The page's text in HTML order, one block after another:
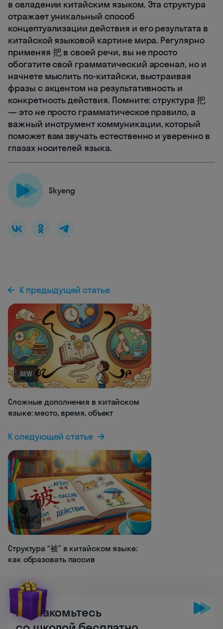
в овладении китайским языком. Эта структура
отражает уникальный способ
концептуализации действия и его результата в
китайской языковой картине мира. Регулярно
применяя 把 в своей речи, вы не просто
обогатите свой грамматический арсенал, но и
начнете мыслить по-китайски, выстраивая
фразы с акцентом на результативность и
конкретность действия. Помните: структура 把
— это не просто грамматическое правило, а
важный инструмент коммуникации, который
поможет вам звучать естественно и уверенно в
глазах носителей языка.
Skyeng
К предыдущей статье
NEW
Сложные дополнения в китайском
языке: место, время, объект
К следующей статье
2.4K
Структура “被” в китайском языке:
как образовать пассив
Познакомьтесь